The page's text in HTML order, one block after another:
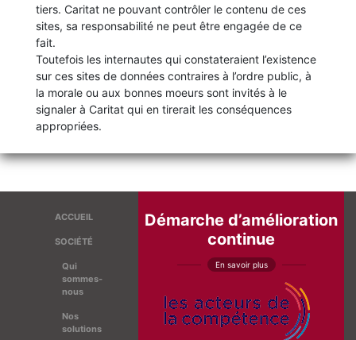
tiers. Caritat ne pouvant contrôler le contenu de ces
sites, sa responsabilité ne peut être engagée de ce
fait.
Toutefois les internautes qui constateraient l’existence
sur ces sites de données contraires à l’ordre public, à
la morale ou aux bonnes moeurs sont invités à le
signaler à Caritat qui en tirerait les conséquences
appropriées.
ACCUEIL
SOCIÉTÉ
Qui
sommes-
nous
Nos
solutions
Démarche d’amélioration
continue
En savoir plus